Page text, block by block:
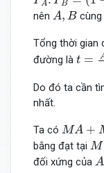
A B
nên A, B
A,B cùng
Tổng thời gian
đường là t =
t=AM
Do đó ta cần
nhất.
Ta có MA +
MA + B
bằng đạt tại M
M
đối xứng của A
A